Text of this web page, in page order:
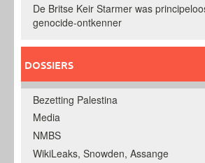
De Britse Keir Starmer was
genocide-ontkenner
DOSSIERS
Bezetting Palestina
Media
NMBS
WikiLeaks, Snowden, Assange